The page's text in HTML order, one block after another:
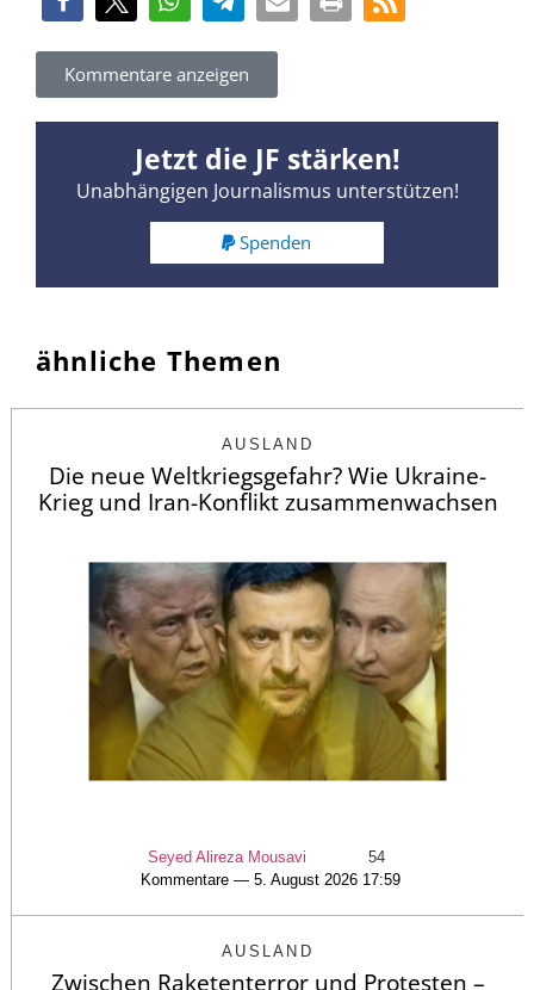
Kommentare anzeigen
Jetzt die JF stärken!
Unabhängigen Journalismus unterstützen!
Spenden
ähnliche Themen
AUSLAND
Die neue Weltkriegsgefahr? Wie Ukraine-
Krieg und Iran-Konflikt zusammenwachsen
Seyed Alireza Mousavi
54
Kommentare — 5. August 2026 17:59
AUSLAND
Zwischen Raketenterror und Protesten –